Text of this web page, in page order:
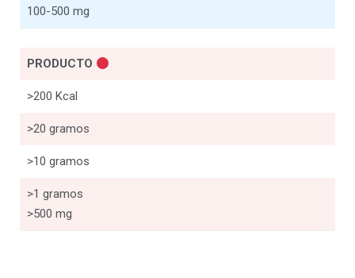
100-500 mg
PRODUCTO
>200 Kcal
>20 gramos
>10 gramos
>1 gramos
>500 mg